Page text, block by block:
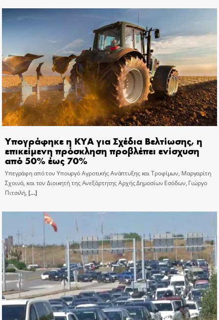
Υπογράφηκε η ΚΥΑ για Σχέδια Βελτίωσης, η
επικείμενη πρόσκληση προβλέπει ενίσχυση
από 50% έως 70%
Υπεγράφη από τον Υπουργό Αγροτικής Ανάπτυξης και Τροφίμων, Μαργαρίτη
Σχοινά, και τον Διοικητή της Ανεξάρτητης Αρχής Δημοσίων Εσόδων, Γιώργο
Πιτσιλή, […]